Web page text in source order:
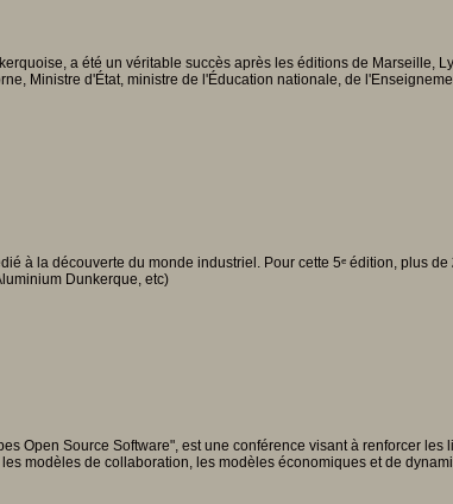
a été un véritable succès après les éditions de Marseille,
Ministre d'État, ministre de l'Éducation nationale, de
à la découverte du monde industriel. Pour cette 5ᵉ édition, plus de
Dunkerque, etc)
Open Source Software", est une conférence visant à renforcer
modèles de collaboration, les modèles économiques et de